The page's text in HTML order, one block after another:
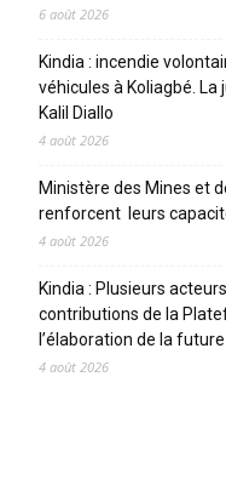
6 août 2026
Kindia : incendie
véhicules à Koliagbé.
Kalil Diallo
4 août 2026
Ministère des Mines et
renforcent leurs
4 août 2026
Kindia : Plusieurs
contributions de la
l’élaboration de la
4 août 2026